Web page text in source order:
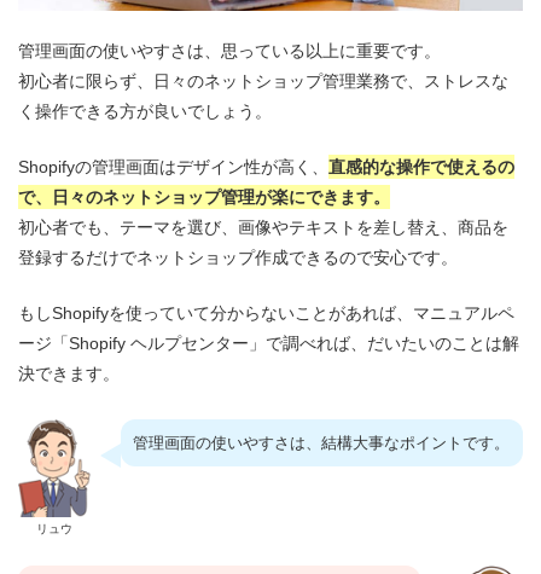
管理画面の使いやすさは、思っている以上に重要です。
初心者に限らず、日々のネットショップ管理業務で、ストレスな
く操作できる方が良いでしょう。
Shopifyの管理画面はデザイン性が高く、 直感的な操作で使えるの
で、日々のネットショップ管理が楽にできます。
初心者でも、テーマを選び、画像やテキストを差し替え、商品を
登録するだけでネットショップ作成できるので安心です。
もしShopifyを使っていて分からないことがあれば、マニュアルペ
ージ「Shopify ヘルプセンター」で調べれば、だいたいのことは解
決できます。
リュウ
管理画面の使いやすさは、結構大事なポイントです。